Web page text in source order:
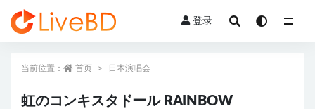
登录
当前位置： 首页 日本演唱会
虹のコンキスタドール RAINBOW